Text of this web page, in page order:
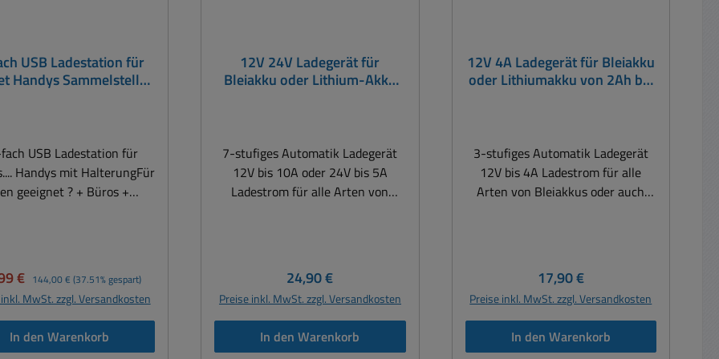
USB Ladestation für
Handys Sammelstelle
USB Ladestation für
Handys mit HalterungFür
geeignet ? + Büros +
Laden von bis zu 10
Smartphones und anderen
Lädt mit maximal
je Port, bei simultaner
€ Regulärer Preis:
144,00 € (37.51% gespart)
MwSt. zzgl. Versandkosten
In den Warenkorb
12V 24V Ladegerät für
Bleiakku oder Lithium-Akku
7-stufiges Automatik Ladegerät
12V bis 10A oder 24V bis 5A
Ladestrom für alle Arten von
Motorrad Roller Moped Quad
Rasenmäher Rasentraktor egal ob
Bleiakku oder Lithium-Akku (
LiFEPO4 ) Vollautomatisches
Regulärer Preis:
24,90 €
Preise inkl. MwSt. zzgl. Versandkosten
In den Warenkorb
12V 4A Ladegerät für Bleiakku
oder Lithiumakku von 2Ah bis
3-stufiges Automatik Ladegerät
12V bis 4A Ladestrom für alle
Arten von Bleiakkus oder auch
Bleiakku oder
LithiumakkuVollautomatisches
Ladegerät für alle 12V
Akkusysteme egal ob Bleiakku
Regulärer Preis:
17,90 €
Preise inkl. MwSt. zzgl. Versandkosten
In den Warenkorb